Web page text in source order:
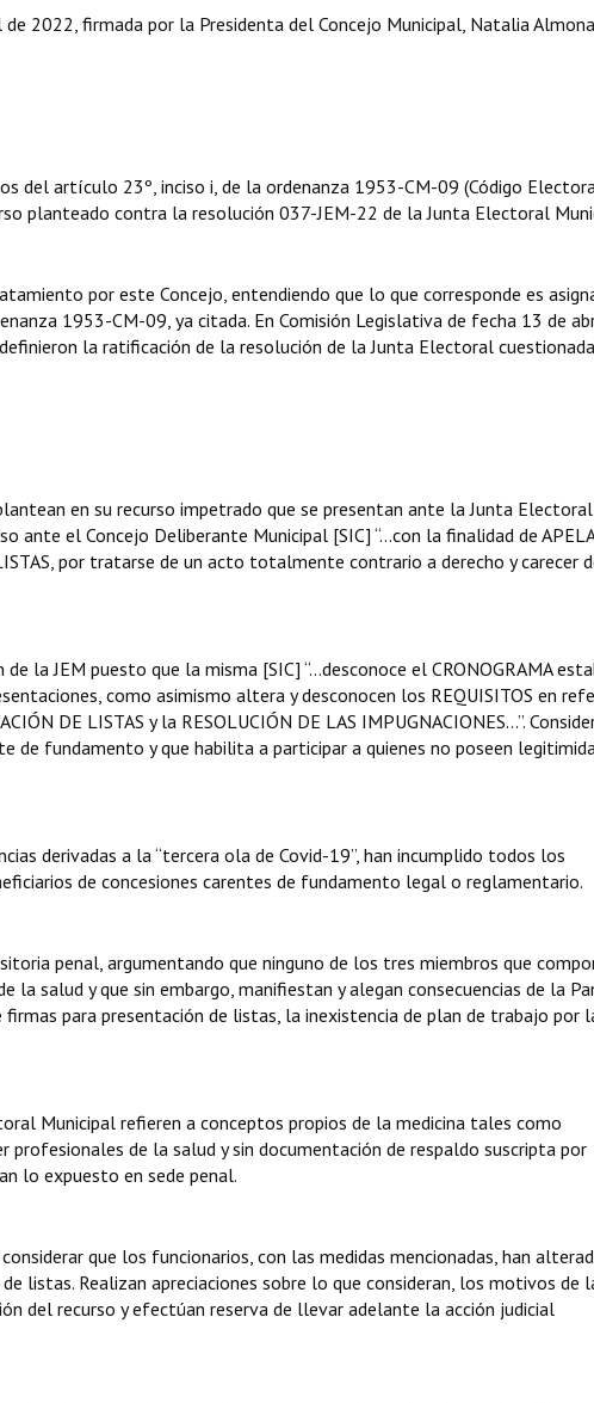
2022, firmada por la Presidenta del Concejo Municipal, Natalia
del artículo 23º, inciso i, de la ordenanza 1953-CM-09 (Código
planteado contra la resolución 037-JEM-22 de la Junta Electoral
por este Concejo, entendiendo que lo que corresponde es
1953-CM-09, ya citada. En Comisión Legislativa de fecha 13 de
la ratificación de la resolución de la Junta Electoral
en su recurso impetrado que se presentan ante la Junta Electoral
ante el Concejo Deliberante Municipal [SIC] “…con la finalidad de
por tratarse de un acto totalmente contrario a derecho y carecer
la JEM puesto que la misma [SIC] “…desconoce el CRONOGRAMA
como asimismo altera y desconocen los REQUISITOS en
DE LISTAS y la RESOLUCIÓN DE LAS IMPUGNACIONES…”.
de fundamento y que habilita a participar a quienes no poseen
derivadas a la “tercera ola de Covid-19”, han incumplido todos los
de concesiones carentes de fundamento legal o reglamentario.
penal, argumentando que ninguno de los tres miembros que
salud y que sin embargo, manifiestan y alegan consecuencias de la
para presentación de listas, la inexistencia de plan de trabajo por
Municipal refieren a conceptos propios de la medicina tales como
de la salud y sin documentación de respaldo suscripta por
lo expuesto en sede penal.
que los funcionarios, con las medidas mencionadas, han
listas. Realizan apreciaciones sobre lo que consideran, los motivos de
del recurso y efectúan reserva de llevar adelante la acción judicial